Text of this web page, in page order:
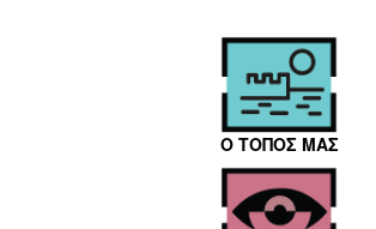
Ο ΤΟΠΟΣ ΜΑΣ